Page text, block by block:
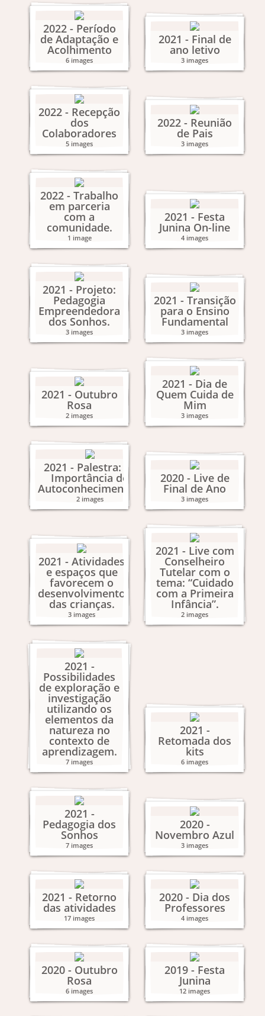
2022 - Período
de Adaptação e
Acolhimento
6 images
2021 - Final de
ano letivo
3 images
2022 - Recepção
dos
Colaboradores
5 images
2022 - Reunião
de Pais
3 images
2022 - Trabalho
em parceria
com a
comunidade.
1 image
2021 - Festa
Junina On-line
4 images
2021 - Projeto:
Pedagogia
Empreendedora
dos Sonhos.
3 images
2021 - Transição
para o Ensino
Fundamental
3 images
2021 - Outubro
Rosa
2 images
2021 - Dia de
Quem Cuida de
Mim
3 images
2021 - Palestra: "A
Importância do
Autoconhecimento."
2 images
2020 - Live de
Final de Ano
3 images
2021 - Atividades
e espaços que
favorecem o
desenvolvimento
das crianças.
3 images
2021 - Live com
Conselheiro
Tutelar com o
tema: “Cuidado
com a Primeira
Infância”.
2 images
2021 -
Possibilidades
de exploração e
investigação
utilizando os
elementos da
natureza no
contexto de
aprendizagem.
7 images
2021 -
Retomada dos
kits
6 images
2021 -
Pedagogia dos
Sonhos
7 images
2020 -
Novembro Azul
3 images
2021 - Retorno
das atividades
17 images
2020 - Dia dos
Professores
4 images
2020 - Outubro
Rosa
6 images
2019 - Festa
Junina
12 images